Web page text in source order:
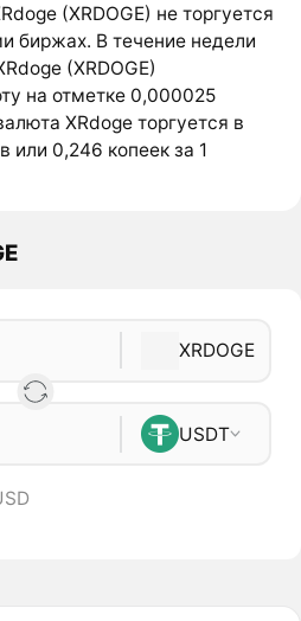
(XRDOGE) не торгуется
биржах. В течение недели
(XRDOGE)
на отметке 0,000025
XRdoge торгуется в
или 0,246 копеек за 1
XRDOGE
USDT